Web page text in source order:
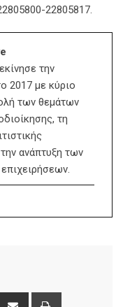
22805817.
την
2017 με κύριο
των θεμάτων
τη
ανάπτυξη των
WhatsappShare